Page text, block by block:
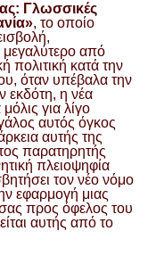
Γλωσσικές
, το οποίο
μεγαλύτερο από
πολιτική κατά την
όταν υπέβαλα την
εκδότη, η νέα
για λίγο
αυτός όγκος
αυτής της
παρατηρητής
πλειοψηφία
τον νέο νόμο
εφαρμογή μιας
προς όφελος του
αυτής από το